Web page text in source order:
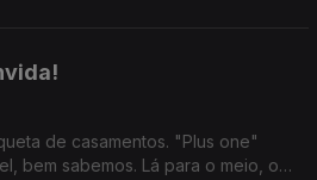
de casamentos. "Plus one"
bem sabemos. Lá para o meio, o